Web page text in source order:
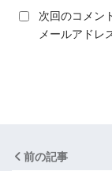
次回のコメン
メールアドレ
前の記事